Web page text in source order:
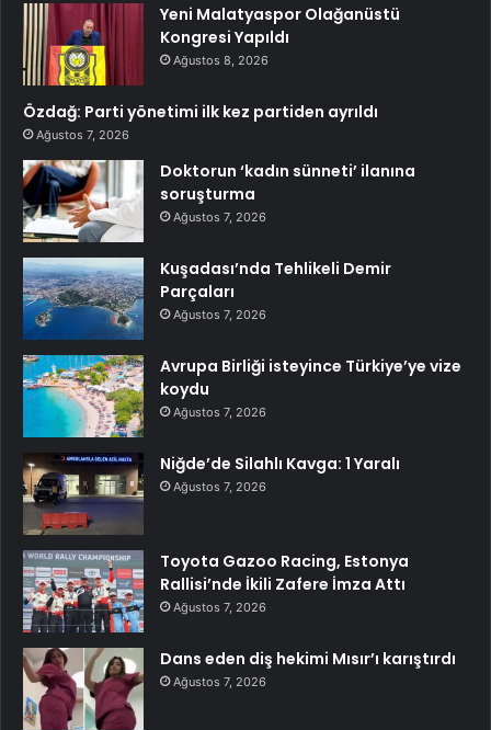
Yeni Malatyaspor Olağanüstü
Kongresi Yapıldı
Ağustos 8, 2026
Özdağ: Parti yönetimi ilk kez partiden ayrıldı
Ağustos 7, 2026
Doktorun ‘kadın sünneti’ ilanına
soruşturma
Ağustos 7, 2026
Kuşadası’nda Tehlikeli Demir
Parçaları
Ağustos 7, 2026
Avrupa Birliği isteyince Türkiye’ye vize
koydu
Ağustos 7, 2026
Niğde’de Silahlı Kavga: 1 Yaralı
Ağustos 7, 2026
Toyota Gazoo Racing, Estonya
Rallisi’nde İkili Zafere İmza Attı
Ağustos 7, 2026
Dans eden diş hekimi Mısır’ı karıştırdı
Ağustos 7, 2026